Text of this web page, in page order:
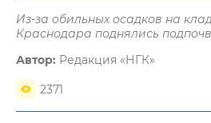
Из-за обильных осадков на
Краснодара поднялись
Автор: Редакция «НГК»
2371